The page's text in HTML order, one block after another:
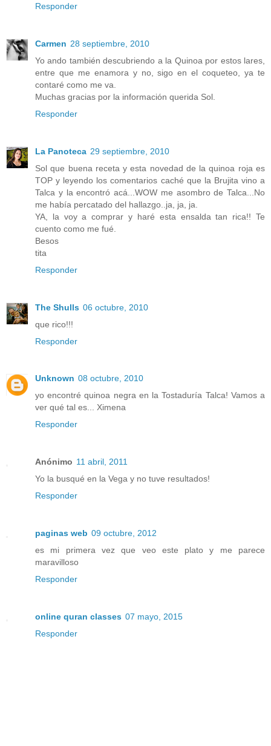
Responder
Carmen 28 septiembre, 2010
Yo ando también descubriendo a la Quinoa por estos lares,
entre que me enamora y no, sigo en el coqueteo, ya te
contaré como me va.
Muchas gracias por la información querida Sol.
Responder
La Panoteca 29 septiembre, 2010
Sol que buena receta y esta novedad de la quinoa roja es
TOP y leyendo los comentarios caché que la Brujita vino a
Talca y la encontró acá...WOW me asombro de Talca...No
me había percatado del hallazgo..ja, ja, ja.
YA, la voy a comprar y haré esta ensalda tan rica!! Te
cuento como me fué.
Besos
tita
Responder
The Shulls 06 octubre, 2010
que rico!!!
Responder
Unknown 08 octubre, 2010
yo encontré quinoa negra en la Tostaduría Talca! Vamos a
ver qué tal es... Ximena
Responder
Anónimo 11 abril, 2011
Yo la busqué en la Vega y no tuve resultados!
Responder
paginas web 09 octubre, 2012
es mi primera vez que veo este plato y me parece
maravilloso
Responder
online quran classes 07 mayo, 2015
Responder